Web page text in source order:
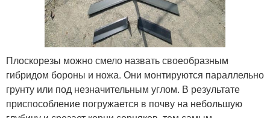
Плоскорезы можно смело назвать своеобразным
гибридом бороны и ножа. Они монтируются параллельно
грунту или под незначительным углом. В результате
приспособление погружается в почву на небольшую